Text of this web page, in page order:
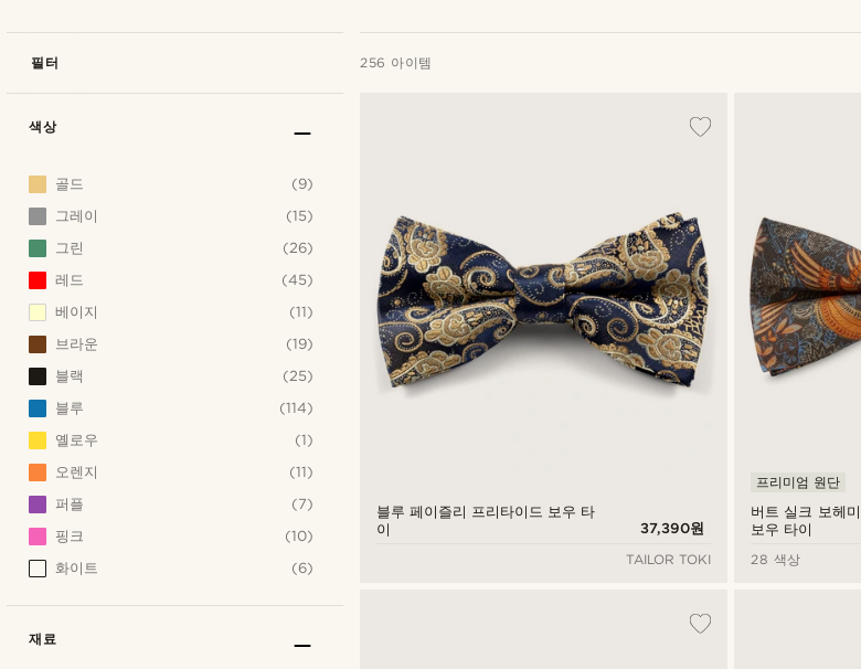
필터 256 아이템
블루 페이즐리 프리타이드 보우 타
이
37,390원
TAILOR TOKI
버트 실크 보헤
보우 타이
프리미엄 원단
28 색상
색상
골드
(9)
그레이
(15)
그린
(26)
레드
(45)
베이지
(11)
브라운
(19)
블랙
(25)
블루
(114)
옐로우
(1)
오렌지
(11)
퍼플
(7)
핑크
(10)
화이트
(6)
재료